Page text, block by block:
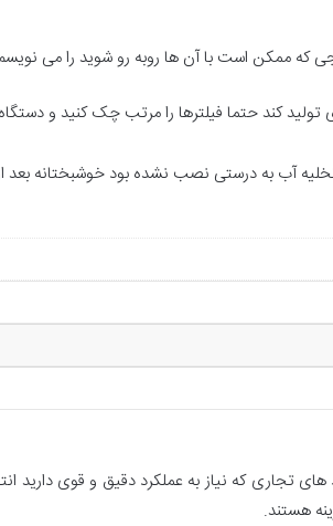
که ممکن است با آن ها روبه رو شوید را می
کند حتما فیلترها را مرتب چک کنید و
آب به درستی نصب نشده بود خوشبختانه بعد
تجاری که نیاز به عملکرد دقیق و قوی دارید
هستند.